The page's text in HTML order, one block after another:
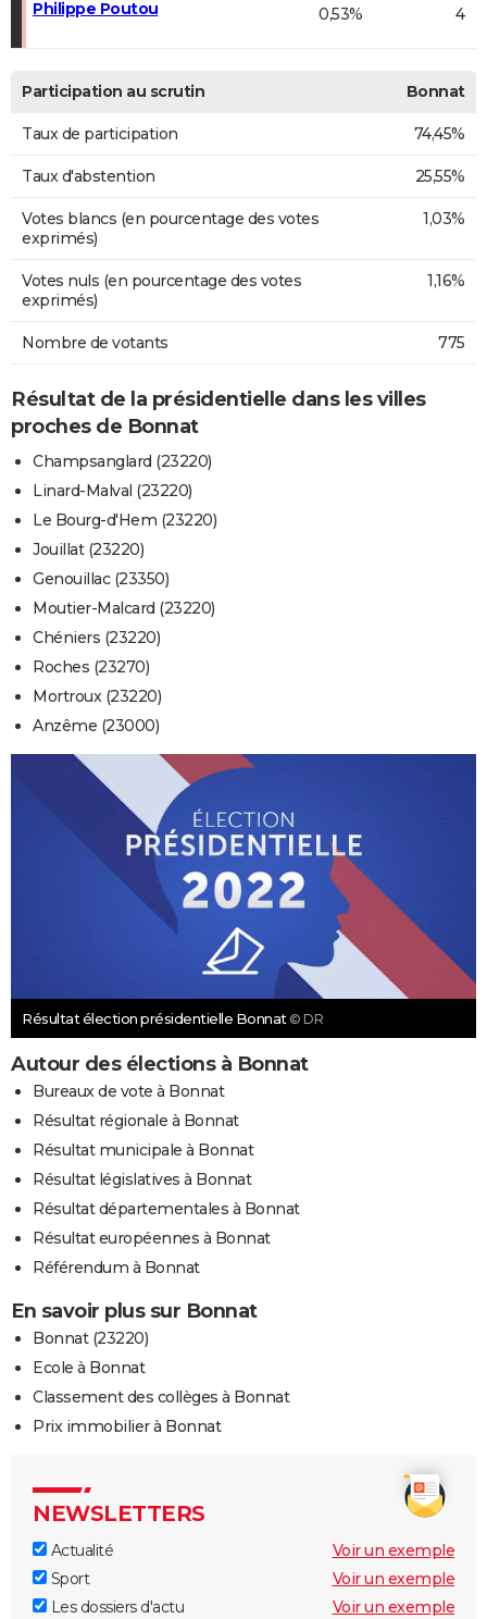
Philippe Poutou 0,53% 4
Participation au scrutin Bonnat
Taux de participation 74,45%
Taux d'abstention 25,55%
Votes blancs (en pourcentage des votes
exprimés)
1,03%
Votes nuls (en pourcentage des votes
exprimés)
1,16%
Nombre de votants 775
Résultat de la présidentielle dans les villes
proches de Bonnat
Champsanglard (23220)
Linard-Malval (23220)
Le Bourg-d'Hem (23220)
Jouillat (23220)
Genouillac (23350)
Moutier-Malcard (23220)
Chéniers (23220)
Roches (23270)
Mortroux (23220)
Anzême (23000)
Résultat élection présidentielle Bonnat © DR
Autour des élections à Bonnat
Bureaux de vote à Bonnat
Résultat régionale à Bonnat
Résultat municipale à Bonnat
Résultat législatives à Bonnat
Résultat départementales à Bonnat
Résultat européennes à Bonnat
Référendum à Bonnat
En savoir plus sur Bonnat
Bonnat (23220)
Ecole à Bonnat
Classement des collèges à Bonnat
Prix immobilier à Bonnat
NEWSLETTERS
Actualité
Voir un exemple
Sport
Voir un exemple
Les dossiers d'actu
Voir un exemple